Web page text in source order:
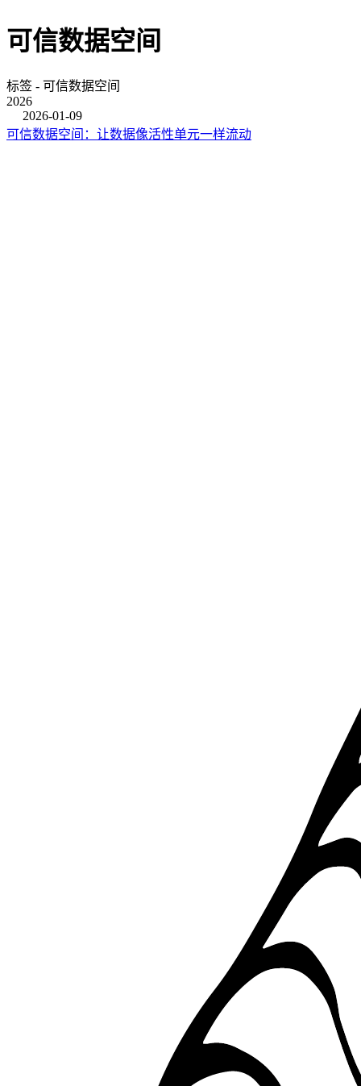
可信数据空间
标签 - 可信数据空间
2026
2026-01-09
可信数据空间：让数据像活性单元一样流动